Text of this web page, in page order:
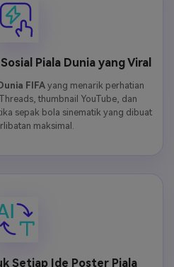
Piala Dunia yang Viral
FIFA yang menarik perhatian
thumbnail YouTube, dan
sepak bola sinematik yang dibuat
maksimal.
Setiap Ide Poster Piala